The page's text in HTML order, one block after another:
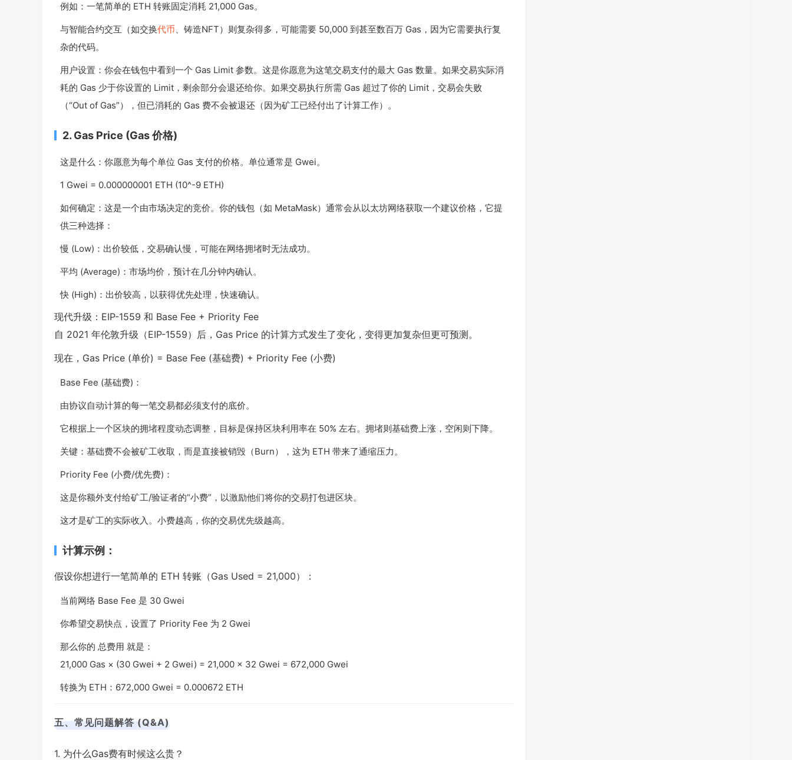
例如：一笔简单的 ETH 转账固定消耗 21,000 Gas。
与智能合约交互（如交换代币、铸造NFT）则复杂得多，可能需要 50,000 到甚至数百万 Gas，因为它需要执行复
杂的代码。
用户设置：你会在钱包中看到一个 Gas Limit 参数。这是你愿意为这笔交易支付的最大 Gas 数量。如果交易实际消
耗的 Gas 少于你设置的 Limit，剩余部分会退还给你。如果交易执行所需 Gas 超过了你的 Limit，交易会失败
（“Out of Gas”），但已消耗的 Gas 费不会被退还（因为矿工已经付出了计算工作）。
2. Gas Price (Gas 价格)
这是什么：你愿意为每个单位 Gas 支付的价格。单位通常是 Gwei。
1 Gwei = 0.000000001 ETH (10^-9 ETH)
如何确定：这是一个由市场决定的竞价。你的钱包（如 MetaMask）通常会从以太坊网络获取一个建议价格，它提
供三种选择：
慢 (Low)：出价较低，交易确认慢，可能在网络拥堵时无法成功。
平均 (Average)：市场均价，预计在几分钟内确认。
快 (High)：出价较高，以获得优先处理，快速确认。
现代升级：EIP-1559 和 Base Fee + Priority Fee
自 2021 年伦敦升级（EIP-1559）后，Gas Price 的计算方式发生了变化，变得更加复杂但更可预测。
现在，Gas Price (单价) = Base Fee (基础费) + Priority Fee (小费)
Base Fee (基础费)：
由协议自动计算的每一笔交易都必须支付的底价。
它根据上一个区块的拥堵程度动态调整，目标是保持区块利用率在 50% 左右。拥堵则基础费上涨，空闲则下降。
关键：基础费不会被矿工收取，而是直接被销毁（Burn），这为 ETH 带来了通缩压力。
Priority Fee (小费/优先费)：
这是你额外支付给矿工/验证者的“小费”，以激励他们将你的交易打包进区块。
这才是矿工的实际收入。小费越高，你的交易优先级越高。
计算示例：
假设你想进行一笔简单的 ETH 转账（Gas Used = 21,000）：
当前网络 Base Fee 是 30 Gwei
你希望交易快点，设置了 Priority Fee 为 2 Gwei
那么你的 总费用 就是：
21,000 Gas × (30 Gwei + 2 Gwei) = 21,000 × 32 Gwei = 672,000 Gwei
转换为 ETH： 672,000 Gwei = 0.000672 ETH
五、常见问题解答 (Q&A)
1. 为什么Gas费有时候这么贵？